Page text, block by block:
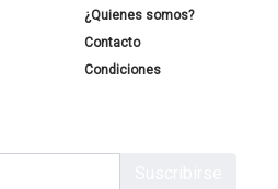
¿Quienes somos?
Contacto
Condiciones